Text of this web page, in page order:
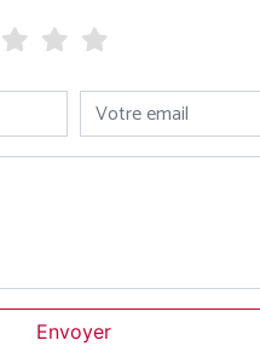
Votre email
Envoyer